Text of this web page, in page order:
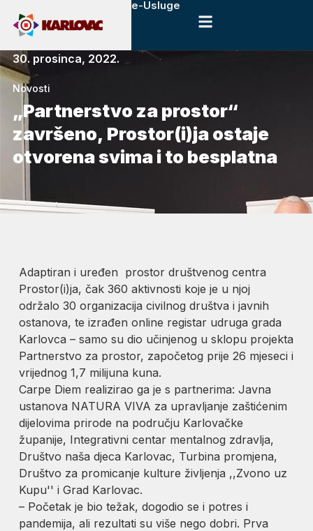
e-Usluge
30. prosinca, 2022.
Novosti
„Partnerstvo za prostor“
završeno, Prostor(i)ja ostaje
otvorena svima i to besplatna
Adaptiran i uređen prostor društvenog centra
Prostor(i)ja, čak 360 aktivnosti koje je u njoj
održalo 30 organizacija civilnog društva i javnih
ostanova, te izrađen online registar udruga grada
Karlovca – samo su dio učinjenog u sklopu projekta
Partnerstvo za prostor, započetog prije 26 mjeseci i
vrijednog 1,7 milijuna kuna.
Carpe Diem realizirao ga je s partnerima: Javna
ustanova NATURA VIVA za upravljanje zaštićenim
dijelovima prirode na području Karlovačke
županije, Integrativni centar mentalnog zdravlja,
Društvo naša djeca Karlovac, Turbina promjena,
Društvo za promicanje kulture življenja ,,Zvono uz
Kupu'' i Grad Karlovac.
– Početak je bio težak, dogodio se i potres i
pandemija, ali rezultati su više nego dobri. Prva